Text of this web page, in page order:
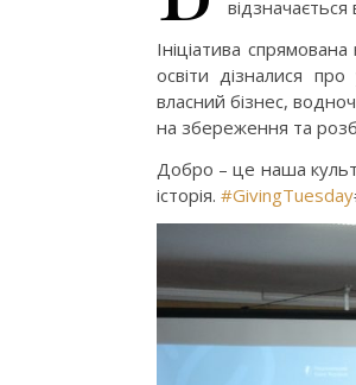
Ініціатива
освіти дізналися
власний бізнес,
на збереження та
Добро – це наша
історія. #GivingTuesday